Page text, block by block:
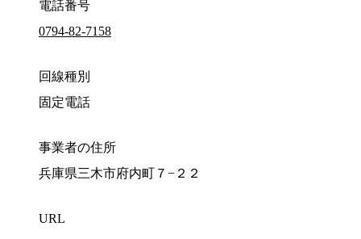
電話番号
0794-82-7158
回線種別
固定電話
事業者の住所
兵庫県三木市府内町７−２２
URL